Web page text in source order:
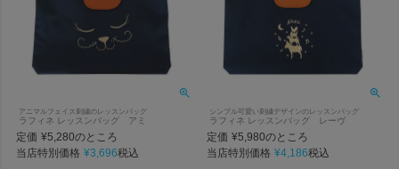
アニマルフェイス刺繍のレッスンバッグ
ラフィネ レッスンバッグ アミ
定価 ¥5,280のところ
当店特別価格 ¥3,696税込
シンプル可愛い刺繍デザインのレッスンバッグ
ラフィネ レッスンバッグ レーヴ
定価 ¥5,980のところ
当店特別価格 ¥4,186税込